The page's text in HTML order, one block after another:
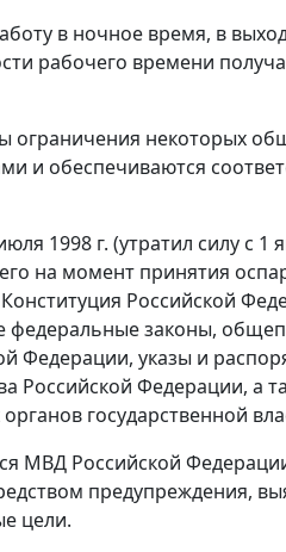
в ночное время, в
рабочего времени
ограничения некоторых
и обеспечиваются
1998 г. (утратил силу с 1
на момент принятия
Конституция Российской
федеральные законы,
Федерации, указы и
Российской Федерации, а
государственной
МВД Российской
предупреждения,
цели.